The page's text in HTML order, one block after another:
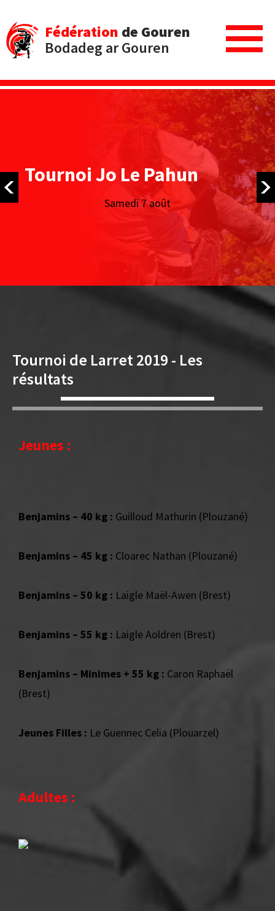
Fédération de Gouren
Bodadeg ar Gouren
Tournoi Jo Le Pahun
Samedi 7 août
Tournoi de Larret 2019 - Les
résultats
Jeunes :
Benjamins – 40 kg : Guilloud Mathurin (Plouzané)
Benjamins – 45 kg : Cloarec Nathan (Plouzané)
Benjamins – 50 kg : Laigle Maël-Awen (Brest)
Benjamins – 55 kg : Laigle Aoldren (Brest)
Benjamins – Minimes + 55 kg : Caron Raphaël
(Brest)
Jeunes Filles : Le Guennec Celia (Plouarzel)
Adultes :